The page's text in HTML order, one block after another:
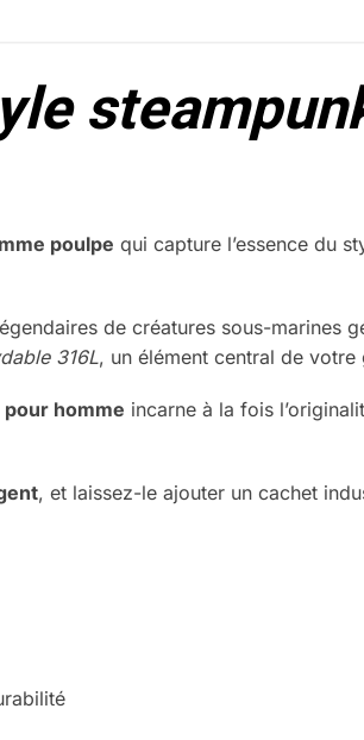
poulpe qui capture l’essence du
de créatures sous-marines
316L, un élément central de
homme incarne à la fois
, et laissez-le ajouter un cachet